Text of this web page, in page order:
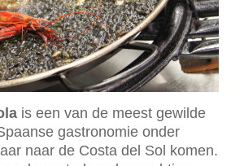
is een van de meest gewilde
gastronomie onder
naar de Costa del Sol komen.